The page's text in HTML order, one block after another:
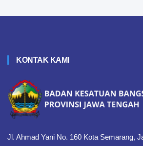
KONTAK KAMI
Jl. Ahmad Yani No. 160 Kota Semarang,